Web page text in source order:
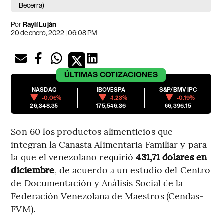
Becerra)
PorRaylí Luján
20 de enero, 2022 | 06:08 PM
ÚLTIMAS COTIZACIONES
NASDAQ
-0.06%
26,348.35
IBOVESPA
-1.23%
175,546.36
S&P/BMV IPC
-0.19%
66,396.15
Son 60 los productos alimenticios que
integran la Canasta Alimentaria Familiar y para
la que el venezolano requirió431,71 dólares en
diciembre, de acuerdo a un estudio del Centro
de Documentación y Análisis Social de la
Federación Venezolana de Maestros (Cendas-
FVM).